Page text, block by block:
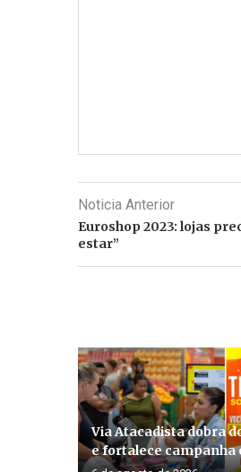
Noticia Anterior
Euroshop 2023: lojas
estar”
Via Atacadista dobra
e fortalece campanha